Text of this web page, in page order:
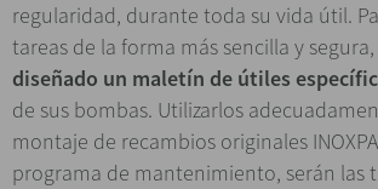
regularidad, durante toda su vida útil.
tareas de la forma más sencilla y segura,
diseñado un maletín de útiles
de sus bombas. Utilizarlos
montaje de recambios originales
programa de mantenimiento, serán las